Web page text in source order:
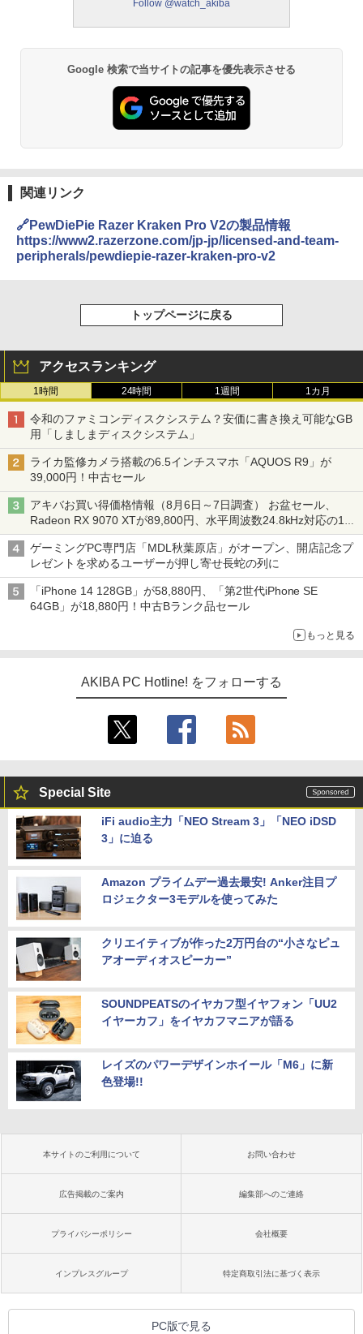
Follow @watch_akiba
Google 検索で当サイトの記事を優先表示させる
関連リンク
🔗PewDiePie Razer Kraken Pro V2の製品情報
https://www2.razerzone.com/jp-jp/licensed-and-team-
peripherals/pewdiepie-razer-kraken-pro-v2
トップページに戻る
アクセスランキング
1時間 24時間 1週間 1カ月
令和のファミコンディスクシステム？安価に書き換え可能なGB
用「しましまディスクシステム」
ライカ監修カメラ搭載の6.5インチスマホ「AQUOS R9」が
39,000円！中古セール
アキバお買い得価格情報（8月6日～7日調査） お盆セール、
Radeon RX 9070 XTが89,800円、水平周波数24.8kHz対応の17
型モニターが9,801円、暑さ指数連動セール ほか
ゲーミングPC専門店「MDL秋葉原店」がオープン、開店記念プ
レゼントを求めるユーザーが押し寄せ長蛇の列に
「iPhone 14 128GB」が58,880円、「第2世代iPhone SE
64GB」が18,880円！中古Bランク品セール
もっと見る
AKIBA PC Hotline! をフォローする
Special Site
iFi audio主力「NEO Stream 3」「NEO iDSD
3」に迫る
Amazon プライムデー過去最安! Anker注目プ
ロジェクター3モデルを使ってみた
クリエイティブが作った2万円台の“小さなピュ
アオーディオスピーカー”
SOUNDPEATSのイヤカフ型イヤフォン「UU2
イヤーカフ」をイヤカフマニアが語る
レイズのパワーデザインホイール「M6」に新
色登場!!
本サイトのご利用について お問い合わせ
広告掲載のご案内 編集部へのご連絡
プライバシーポリシー 会社概要
インプレスグループ 特定商取引法に基づく表示
PC版で見る